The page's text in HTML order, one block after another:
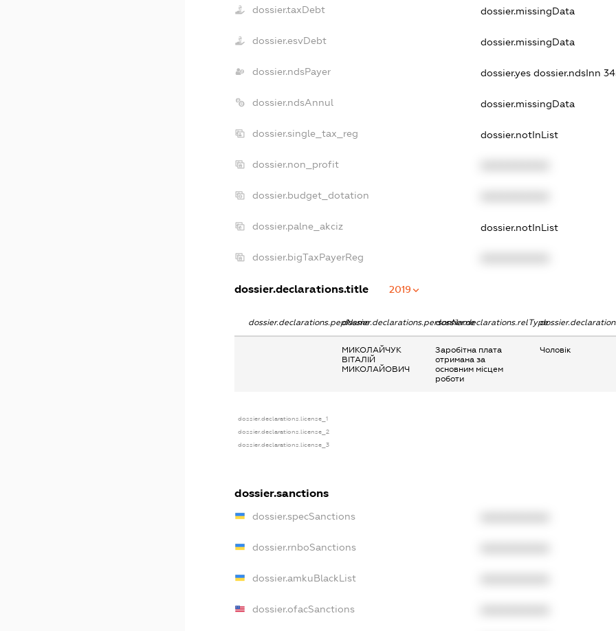
dossier.taxDebt dossier.missingData
dossier.esvDebt dossier.missingData
dossier.ndsPayer dossier.yesdossier.ndsInn
dossier.ndsAnnul dossier.missingData
dossier.single_tax_reg dossier.notInList
dossier.non_profit
dossier.budget_dotation
dossier.palne_akciz dossier.notInList
dossier.bigTaxPayerReg
dossier.declarations.title 2019
dossier.declarations.pepNamedossier.declarations.personNamedossier.declarations.relType
МИКОЛАЙЧУК
ВІТАЛІЙ
МИКОЛАЙОВИЧ
Заробітна плата
отримана за
основним місцем
роботи
Чоловік
dossier.declarations.license_1
dossier.declarations.license_2
dossier.declarations.license_3
dossier.sanctions
dossier.specSanctions
dossier.rnboSanctions
dossier.amkuBlackList
dossier.ofacSanctions